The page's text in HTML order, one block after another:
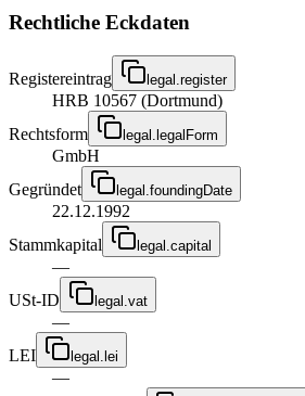
Rechtliche Eckdaten
Registereintrag legal.register
HRB 10567 (Dortmund)
Rechtsform
legal.legalForm
GmbH
Gegründet
legal.foundingDate
22.12.1992
Stammkapital
legal.capital
—
USt-ID
legal.vat
—
LEI
legal.lei
—